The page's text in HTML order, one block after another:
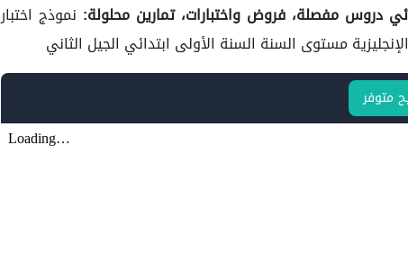
دروس مفصلة، فروض واختبارات، تمارين محلولة: نموذج اختبار
مستوى السنة السنة الأولى ابتدائي الجيل الثاني
متوفر